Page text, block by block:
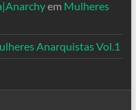
em Mulheres
Anarquistas Vol.1